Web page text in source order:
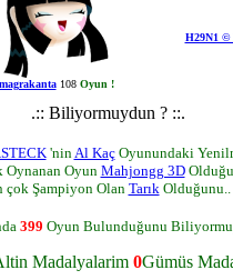
magrakanta108 Oyun !
H29N1 ©
.:: Biliyormuydun ? ::.
'nin Al KaçOyunundaki
Oynanan Oyun Mahjongg 3D
çok Şampiyon Olan Tarık Olduğunu..
399 Oyun Bulunduğunu
Madalyalarim 0Gümüs